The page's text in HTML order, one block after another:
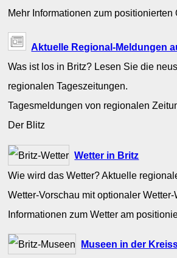
Mehr Informationen zum
Aktuelle Regional-Meldungen
Was ist los in Britz? Lesen Sie die
regionalen Tageszeitungen.
Tagesmeldungen von regionalen
Der Blitz
Wetter in Britz
Wie wird das Wetter? Aktuelle
Wetter-Vorschau mit optionaler Wetter-
Informationen zum Wetter am
Museen in der